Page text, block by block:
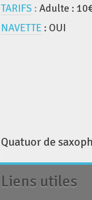
TARIFS : Adulte :
NAVETTE : OUI
Liens utiles